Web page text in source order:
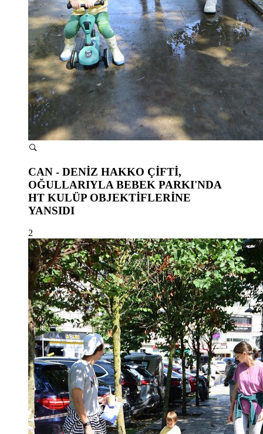
CAN - DENİZ HAKKO ÇİFTİ,
OĞULLARIYLA BEBEK PARKI'NDA
HT KULÜP OBJEKTİFLERİNE
YANSIDI
2